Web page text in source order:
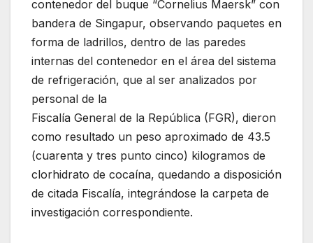
contenedor del buque “Cornelius Maersk” con
bandera de Singapur, observando paquetes en
forma de ladrillos, dentro de las paredes
internas del contenedor en el área del sistema
de refrigeración, que al ser analizados por
personal de la
Fiscalía General de la República (FGR), dieron
como resultado un peso aproximado de 43.5
(cuarenta y tres punto cinco) kilogramos de
clorhidrato de cocaína, quedando a disposición
de citada Fiscalía, integrándose la carpeta de
investigación correspondiente.